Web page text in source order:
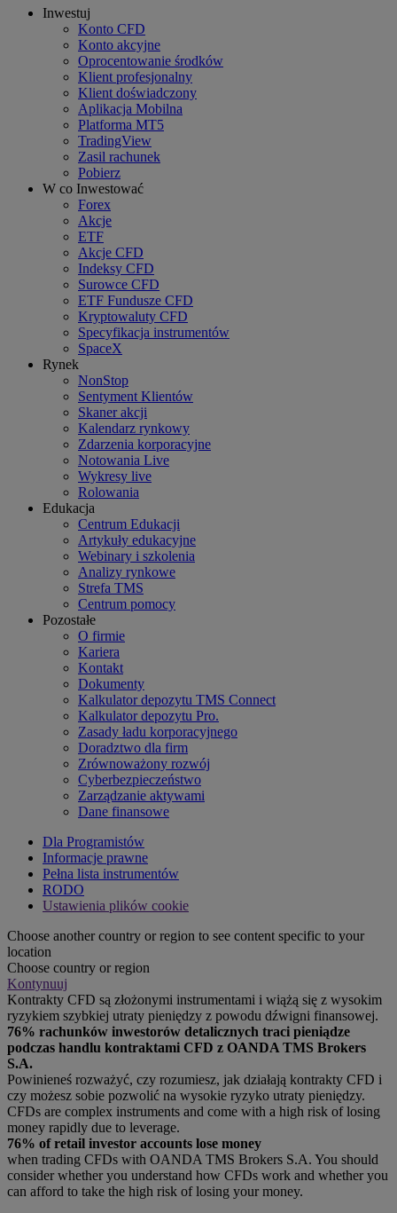
Inwestuj
Konto CFD
Konto akcyjne
Oprocentowanie środków
Klient profesjonalny
Klient doświadczony
Aplikacja Mobilna
Platforma MT5
TradingView
Zasil rachunek
Pobierz
W co Inwestować
Forex
Akcje
ETF
Akcje CFD
Indeksy CFD
Surowce CFD
ETF Fundusze CFD
Kryptowaluty CFD
Specyfikacja instrumentów
SpaceX
Rynek
NonStop
Sentyment Klientów
Skaner akcji
Kalendarz rynkowy
Zdarzenia korporacyjne
Notowania Live
Wykresy live
Rolowania
Edukacja
Centrum Edukacji
Artykuły edukacyjne
Webinary i szkolenia
Analizy rynkowe
Strefa TMS
Centrum pomocy
Pozostałe
O firmie
Kariera
Kontakt
Dokumenty
Kalkulator depozytu TMS Connect
Kalkulator depozytu Pro.
Zasady ładu korporacyjnego
Doradztwo dla firm
Zrównoważony rozwój
Cyberbezpieczeństwo
Zarządzanie aktywami
Dane finansowe
Dla Programistów
Informacje prawne
Pełna lista instrumentów
RODO
Ustawienia plików cookie
Choose another country or region to see content specific to your
location
Choose country or region
Kontynuuj
Kontrakty CFD są złożonymi instrumentami i wiążą się z wysokim
ryzykiem szybkiej utraty pieniędzy z powodu dźwigni finansowej.
76% rachunków inwestorów detalicznych traci pieniądze
podczas handlu kontraktami CFD z OANDA TMS Brokers
S.A.
Powinieneś rozważyć, czy rozumiesz, jak działają kontrakty CFD i
czy możesz sobie pozwolić na wysokie ryzyko utraty pieniędzy.
CFDs are complex instruments and come with a high risk of losing
money rapidly due to leverage.
76% of retail investor accounts lose money
when trading CFDs with OANDA TMS Brokers S.A. You should
consider whether you understand how CFDs work and whether you
can afford to take the high risk of losing your money.